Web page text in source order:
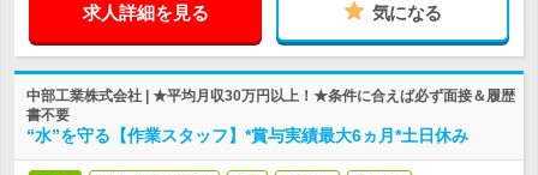
求人詳細を見る 気になる
中部工業株式会社 | ★平均月収30万円以上！★条件に合えば必ず面接＆履歴
書不要
“水”を守る【作業スタッフ】*賞与実績最大6ヵ月*土日休み